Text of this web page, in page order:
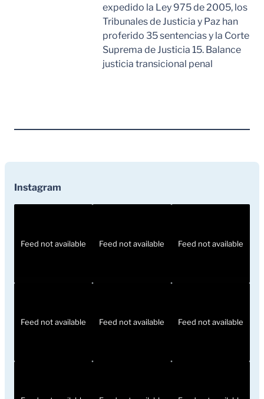
expedido la Ley 975 de 2005, los
Tribunales de Justicia y Paz han
proferido 35 sentencias y la Corte
Suprema de Justicia 15. Balance
justicia transicional penal
Instagram
Feed not available Feed not available Feed not available
Feed not available Feed not available Feed not available